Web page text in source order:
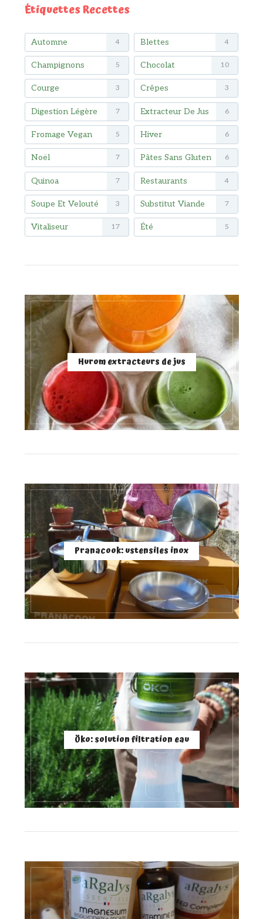
Étiquettes Recettes
Automne 4 Blettes 4
Champignons 5 Chocolat 10
Courge 3 Crêpes 3
Digestion Légère 7 Extracteur De Jus 6
Fromage Vegan 5 Hiver 6
Noël 7 Pâtes Sans Gluten 6
Quinoa 7 Restaurants 4
Soupe Et Velouté 3 Substitut Viande 7
Vitaliseur 17 Été 5
Hurom extracteurs de jus
Pranacook: ustensiles inox
Öko: solution filtration eau